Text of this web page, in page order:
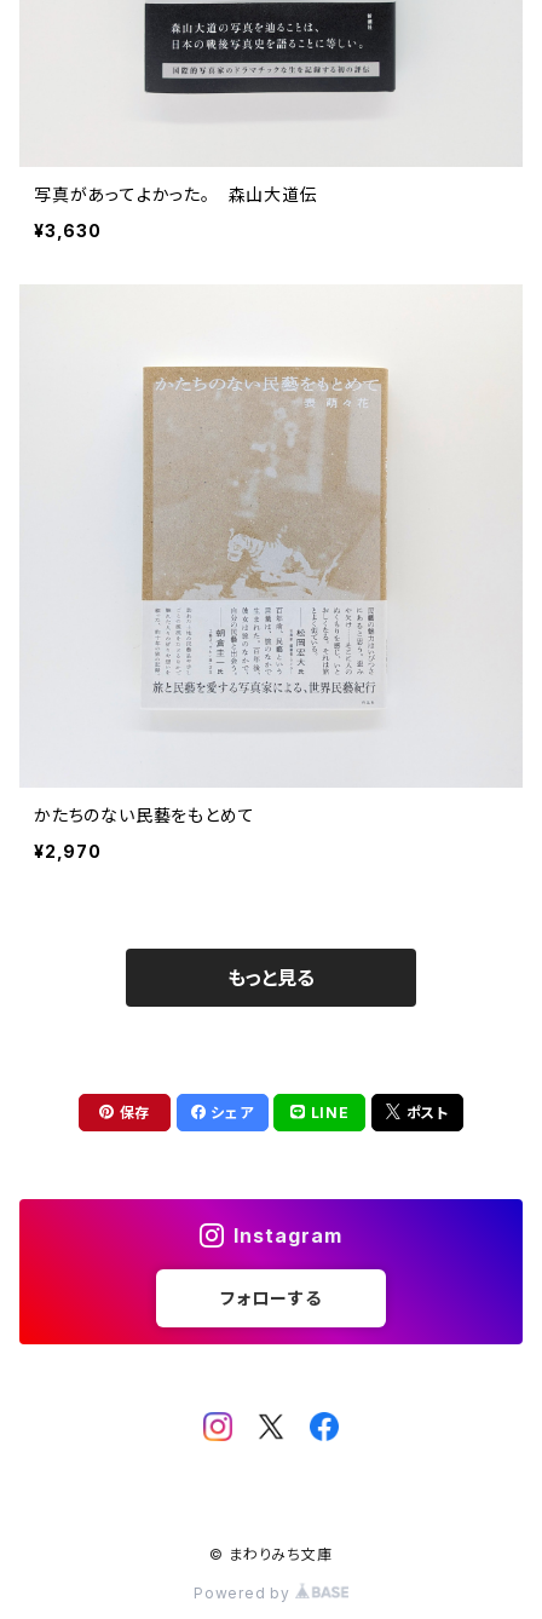
写真があってよかった。 森山大道伝
¥3,630
かたちのない民藝をもとめて
¥2,970
もっと見る
保存 シェア LINE ポスト
Instagram
フォローする
© まわりみち文庫
Powered by